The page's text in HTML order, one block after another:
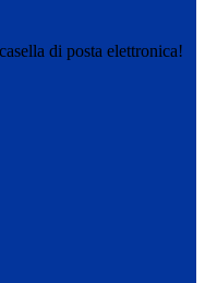
di posta elettronica!